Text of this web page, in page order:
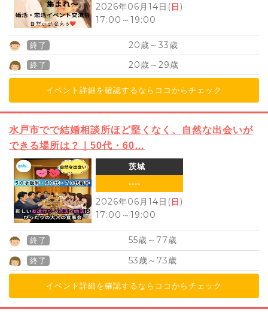
2026年06月14日(日)
17:00 ～ 19:00
終了 20歳～ 33歳
終了 20歳～ 29歳
イベント詳細を確認するならココからチェック
水戸市でで結婚相談所ほど堅くなく、自然な出会いが
できる場所は？｜50代・60…
茨城
----
2026年06月14日(日)
17:00 ～ 19:00
終了 55歳～ 77歳
終了 53歳～ 73歳
イベント詳細を確認するならココからチェック